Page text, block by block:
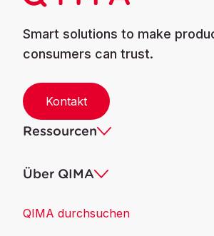
Smart solutions to make
consumers can trust.
Kontakt
Ressourcen
Über QIMA
QIMA durchsuchen